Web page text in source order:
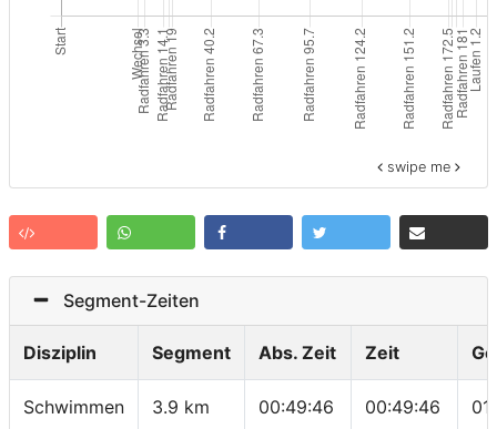
swipe me
Segment-Zeiten
Disziplin Segment Abs. Zeit Zeit
Schwimmen 3.9 km 00:49:46 00:49:46